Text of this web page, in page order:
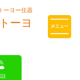
ーヨー住器
ーヨ
話